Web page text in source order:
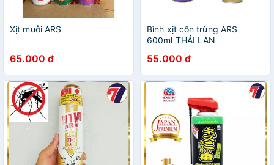
Xịt muỗi ARS
65.000 đ
Bình xịt côn trùng ARS
600ml THÁI LAN
55.000 đ